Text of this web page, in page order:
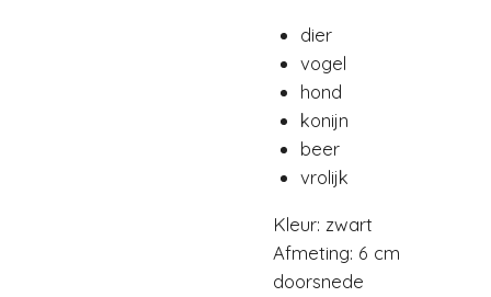
dier
vogel
hond
konijn
beer
vrolijk
Kleur: zwart
Afmeting: 6 cm
doorsnede